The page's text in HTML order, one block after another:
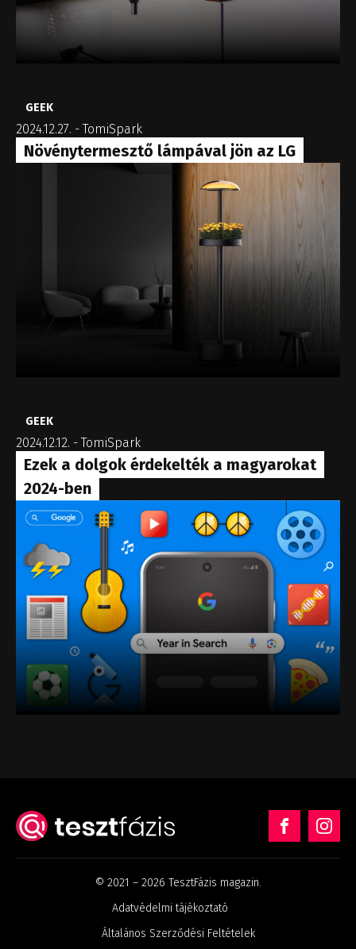
GEEK
2024.12.27. -TomiSpark
Növénytermesztő lámpával jön az LG
GEEK
2024.12.12. -TomiSpark
Ezek a dolgok érdekelték a magyarokat
2024-ben
© 2021 – 2026 TesztFázis magazin.
Adatvédelmi tájékoztató
Általános Szerződési Feltételek